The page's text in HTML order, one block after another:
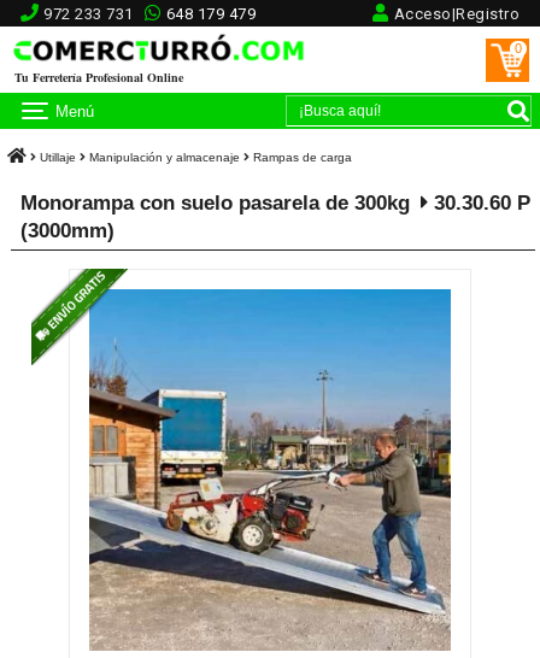
972 233 731 648 179 479 Acceso|Registro
Tu Ferretería Profesional Online
0
Menú
Utillaje Manipulación y almacenaje Rampas de carga
Monorampa con suelo pasarela de 300kg
30.30.60 P
(3000mm)